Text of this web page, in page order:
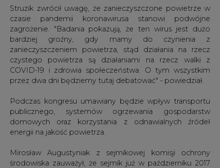
Struzik zwrócił uwagę, że zanieczyszczone powietrze w
czasie pandemii koronawirusa stanowi podwójne
zagrożenie. "Badania pokazują, że ten wirus jest dużo
bardziej groźny, gdy mamy do czynienia z
zanieczyszczeniem powietrza, stąd działania na rzecz
czystego powietrza są działaniami na rzecz walki z
COVID-19 i zdrowia społeczeństwa. O tym wszystkim
przez dwa dni będziemy tutaj debatować" - powiedział.
Podczas kongresu umawiany będzie wpływ transportu
publicznego, systemów ogrzewania gospodarstw
domowych oraz korzystania z odnawialnych źródeł
energii na jakość powietrza.
Mirosław Augustyniak z sejmikowej komisji ochrony
środowiska zauważył, że sejmik już w październiku 2017